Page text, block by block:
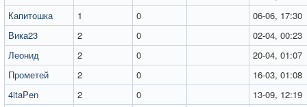
Капитошка
1 0
06-06, 17:30
Вика23
2 0
02-04, 00:23
Леонид
2 0
20-04, 01:07
Прометей
2 0
16-03, 01:08
4itaPen
2 0
13-09, 12:19